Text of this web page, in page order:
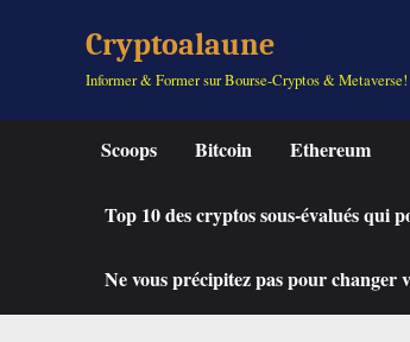
Cryptoalaune
Informer & Former sur Bourse-Cryptos & Metaverse!
Scoops Bitcoin Ethereum
Top 10 des cryptos sous-évalués
Ne vous précipitez pas pour changer